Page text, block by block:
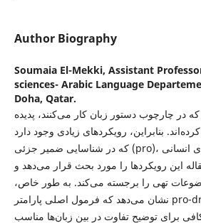
Author Biography
Soumaia El-Mekki, Assistant
sciences- Arabic Language
Doha, Qatar.
در چارچوب دستور زبان کار می‌کنند، پدیده
بنابراین، رویکردهای زیادی وجود دارد
که در شناسایی ضمیر جزئی (pro)، و توجیه آن در زبان‌های انسانی
این رویکردها را مورد بحث قرار می‌دهد و
تهی را برجسته می‌کند. به طور خاص،
نشان می‌دهد که فرمول اصلی پارامتر pro-drop، که بر اساس توافق
برای توضیح تفاوت در بین زبان‌ها مناسب